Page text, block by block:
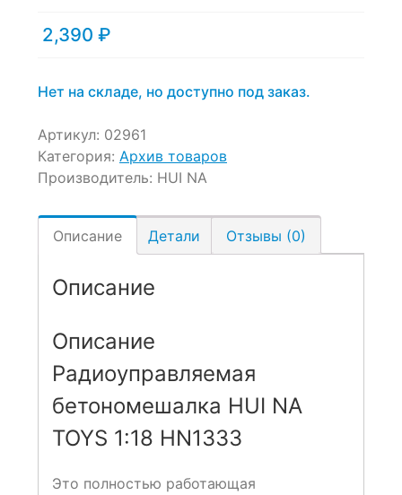
2,390 ₽
Нет на складе, но доступно под заказ.
Артикул: 02961
Категория: Архив товаров
Производитель: HUI NA
Описание Детали Отзывы (0)
Описание
Описание
Радиоуправляемая
бетономешалка HUI NA
TOYS 1:18 HN1333
Это полностью работающая